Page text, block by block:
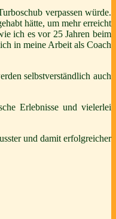
verpassen würde.
hätte, um mehr erreicht
ich es vor 25 Jahren beim
in meine Arbeit als Coach
selbstverständlich auch
Erlebnisse und vielerlei
und damit erfolgreicher